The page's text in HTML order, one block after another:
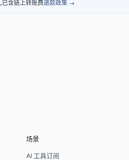
含链上转账费退款政策 →
场景
AI 工具订阅